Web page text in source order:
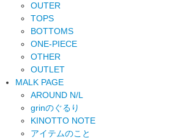
OUTER
TOPS
BOTTOMS
ONE-PIECE
OTHER
OUTLET
MALK PAGE
AROUND N/L
grinのぐるり
KINOTTO NOTE
アイテムのこと